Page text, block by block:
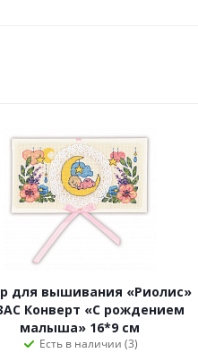
для вышивания «Риолис»
Конверт «С рождением
малыша» 16*9 см
Есть в наличии (3)